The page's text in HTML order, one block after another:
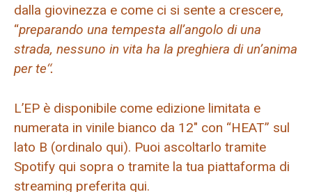
dalla giovinezza e come ci si sente a crescere,
“preparando una tempesta all’angolo di una
strada, nessuno in vita ha la preghiera di un’anima
per te“.
L’EP è disponibile come edizione limitata e
numerata in vinile bianco da 12″ con “HEAT” sul
lato B (ordinalo qui). Puoi ascoltarlo tramite
Spotify qui sopra o tramite la tua piattaforma di
streaming preferita qui.